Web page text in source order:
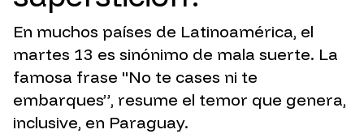
En muchos países de Latinoamérica, el
martes 13 es sinónimo de mala suerte. La
famosa frase "No te cases ni te
embarques”, resume el temor que genera,
inclusive, en Paraguay.